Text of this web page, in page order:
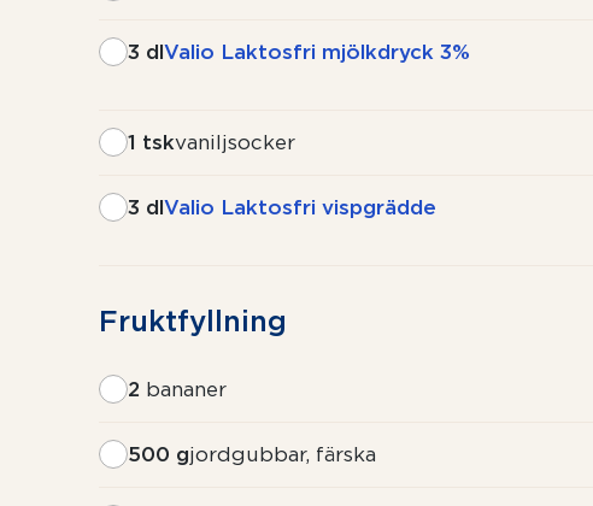
3 dlValio Laktosfri mjölkdryck 3%
1 tskvaniljsocker
3 dlValio Laktosfri vispgrädde
Fruktfyllning
2 bananer
500 gjordgubbar, färska